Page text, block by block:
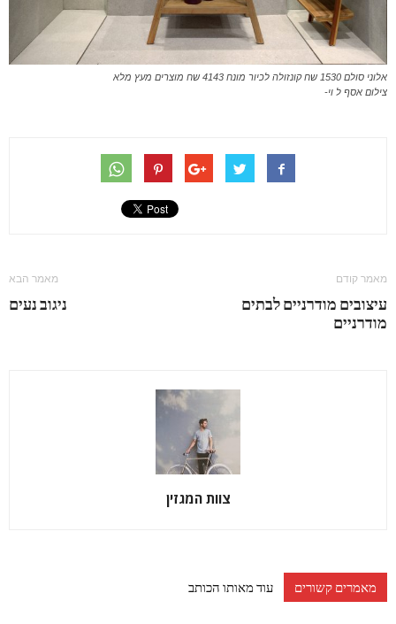
אלוני סולם 1530 שח קונזולה לכיור מונח 4143 שח מוצרים מעץ מלא
צילום אסף ל וי-
מאמר קודם
עיצובים מודרניים לבתים
מודרניים
מאמר הבא
ניגוב נעים
צוות המגזין
מאמרים קשורים עוד מאותו הכותב